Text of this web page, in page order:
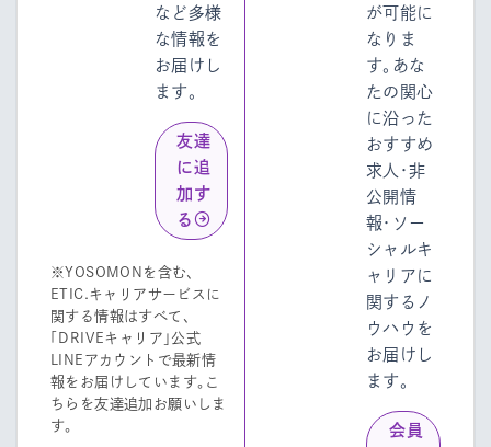
など多様
な情報を
お届けし
ます。
友達
に追
加す
る
※YOSOMONを含む、
ETIC.キャリアサービスに
関する情報はすべて、
「DRIVEキャリア」公式
LINEアカウントで最新情
報をお届けしています。こ
ちらを友達追加お願いしま
す。
が可能に
なりま
す。あな
たの関心
に沿った
おすすめ
求人・非
公開情
報・ソー
シャルキ
ャリアに
関するノ
ウハウを
お届けし
ます。
会員